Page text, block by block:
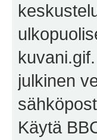
julkinen
Käytä